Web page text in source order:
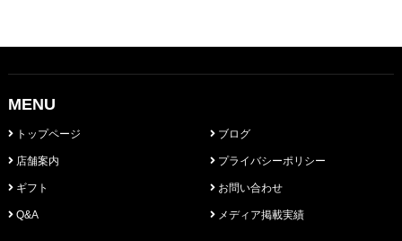
MENU
トップページ
店舗案内
ギフト
Q&A
ブログ
プライバシーポリシー
お問い合わせ
メディア掲載実績